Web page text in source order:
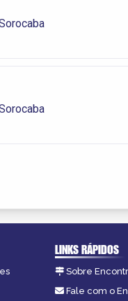
LINKS RÁPIDOS
Sobre
Fale com o